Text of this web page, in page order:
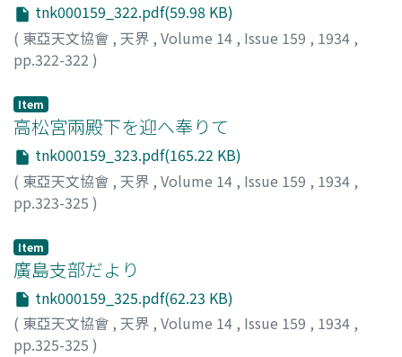
tnk000159_322.pdf(59.98 KB)
( 東亞天文協會 , 天界 , Volume 14 , Issue 159 , 1934 ,
pp.322-322 )
Item
高松宮兩殿下を迎へ奉りて
tnk000159_323.pdf(165.22 KB)
( 東亞天文協會 , 天界 , Volume 14 , Issue 159 , 1934 ,
pp.323-325 )
Item
廣島支部だより
tnk000159_325.pdf(62.23 KB)
( 東亞天文協會 , 天界 , Volume 14 , Issue 159 , 1934 ,
pp.325-325 )